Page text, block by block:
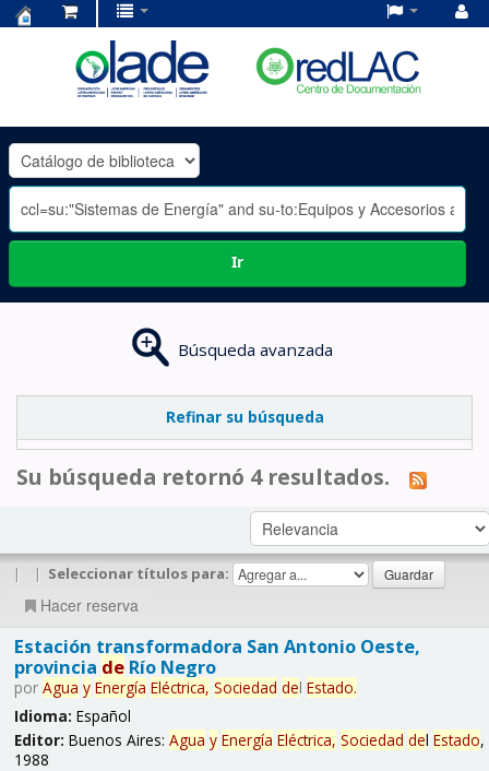
OLADE
-
Ir
Búsqueda avanzada
Refinar su búsqueda
Su búsqueda retornó 4 resultados.
| | Seleccionar títulos para:
Hacer reserva
Estación transformadora San Antonio Oeste,
provincia deRío Negro
por Agua y Energía Eléctrica, Sociedad del Estado.
Idioma: Español
Editor: Buenos Aires: Agua y Energía Eléctrica, Sociedad del Estado,
1988